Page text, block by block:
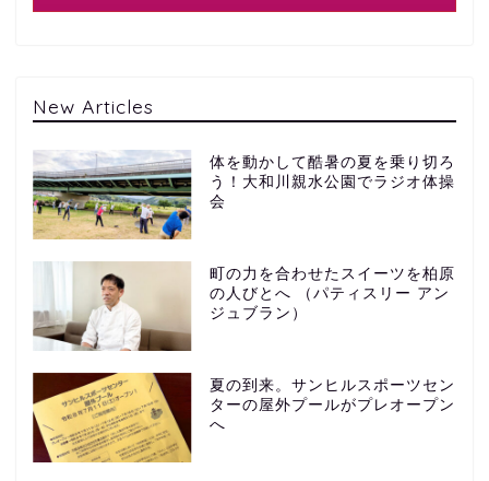
New Articles
体を動かして酷暑の夏を乗り切ろ
う！大和川親水公園でラジオ体操
会
町の力を合わせたスイーツを柏原
の人びとへ （パティスリー アン
ジュブラン）
夏の到来。サンヒルスポーツセン
ターの屋外プールがプレオープン
へ